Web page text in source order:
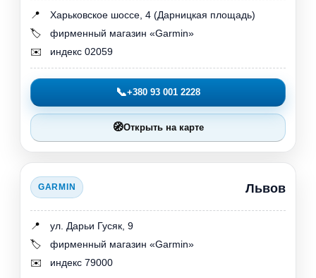
📍
Харьковское шоссе, 4 (Дарницкая площадь)
🏷️
фирменный магазин «Garmin»
✉️
индекс 02059
📞+380 93 001 2228
🧭Открыть на карте
GARMIN Львов
📍
ул. Дарьи Гусяк, 9
🏷️
фирменный магазин «Garmin»
✉️
индекс 79000